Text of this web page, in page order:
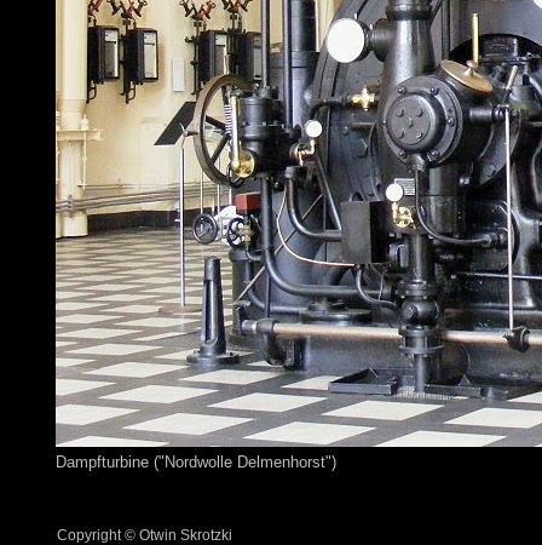
Dampfturbine ("Nordwolle Delmenhorst")
Copyright © Otwin Skrotzki